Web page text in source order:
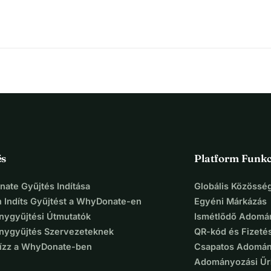
you will help us to conduct the
change while improving general and business awareness of the
Gyűjtés Indítása
Indíts Gyűjtést a WhyDonate-en
Útmutatók
Szervezeteknek
a WhyDonate-ben
Platform
Globális
Egyéni Márkázás
Ismétlődő
QR-kód és
Csapatos
Adományozási